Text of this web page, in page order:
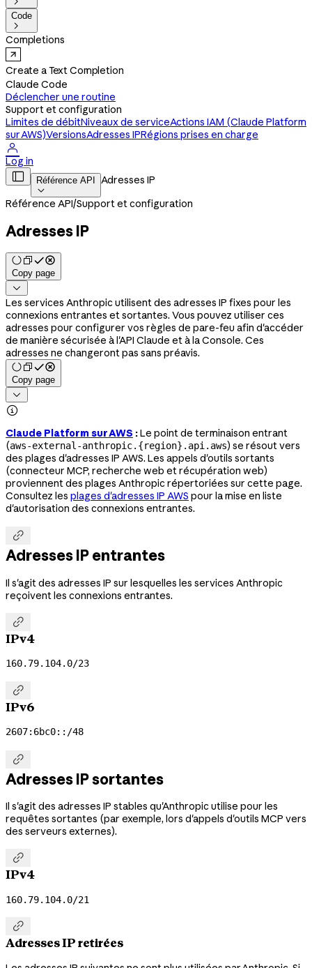
Code

Completions
Create a Text Completion
Claude Code
Déclencher une routine
Support et configuration
Limites de débitNiveaux de serviceActions IAM (Claude Platform
sur AWS)VersionsAdresses IPRégions prises en charge

Log in
 Référence API

Adresses IP
Référence API/Support et configuration
Adresses IP
Copy page

Les services Anthropic utilisent des adresses IP fixes pour les
connexions entrantes et sortantes. Vous pouvez utiliser ces
adresses pour configurer vos règles de pare-feu afin d'accéder
de manière sécurisée à l'API Claude et à la Console. Ces
adresses ne changeront pas sans préavis.
Copy page


Claude Platform sur AWS :Le point de terminaison entrant
(aws-external-anthropic.{region}.api.aws) se résout vers
des plages d'adresses IP AWS. Les appels d'outils sortants
(connecteur MCP, recherche web et récupération web)
proviennent des plages Anthropic répertoriées sur cette page.
Consultez les plages d'adresses IP AWS pour la mise en liste
d'autorisation des connexions entrantes.

Adresses IP entrantes
Il s'agit des adresses IP sur lesquelles les services Anthropic
reçoivent les connexions entrantes.

IPv4
160.79.104.0/23

IPv6
2607:6bc0::/48

Adresses IP sortantes
Il s'agit des adresses IP stables qu'Anthropic utilise pour les
requêtes sortantes (par exemple, lors d'appels d'outils MCP vers
des serveurs externes).

IPv4
160.79.104.0/21

Adresses IP retirées